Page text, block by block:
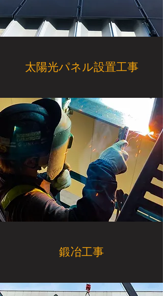
太陽光パネル設置工事
​鍛冶工事